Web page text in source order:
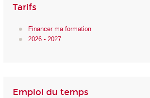
Tarifs
Financer ma formation
2026 - 2027
Emploi du temps